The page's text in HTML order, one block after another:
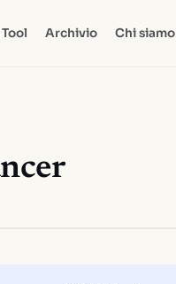
Archivio Chi siamo